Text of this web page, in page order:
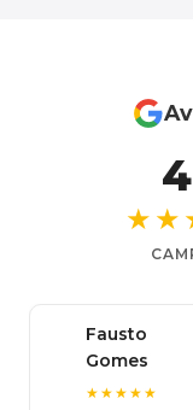
Fausto
Gomes
★★★★★